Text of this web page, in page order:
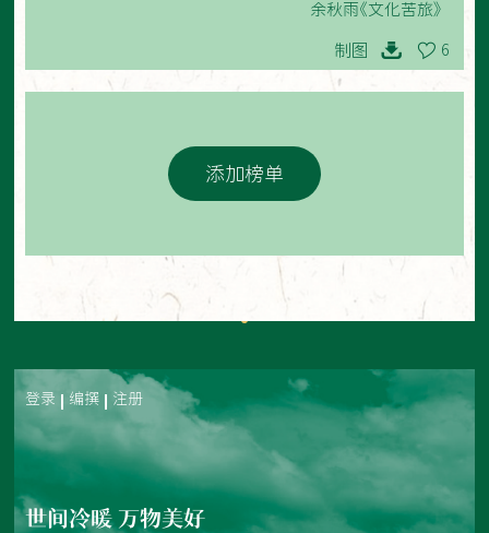
余秋雨《文化苦旅》
制图 6
添加榜单
登录 编撰 注册
世间冷暖 万物美好